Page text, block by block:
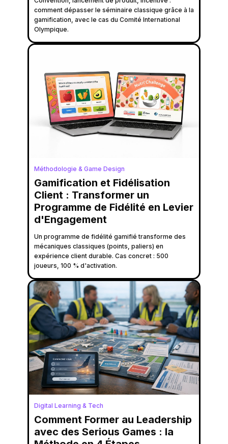
comment dépasser le séminaire classique grâce à la
gamification, avec le cas du Comité International
Olympique.
Méthodologie & Game Design
Gamification et Fidélisation
Client : Transformer un
Programme de Fidélité en Levier
d'Engagement
Un programme de fidélité gamifié transforme des
mécaniques classiques (points, paliers) en
expérience client durable. Cas concret : 500
joueurs, 100 % d'activation.
Digital Learning & Tech
Comment Former au Leadership
avec des Serious Games : la